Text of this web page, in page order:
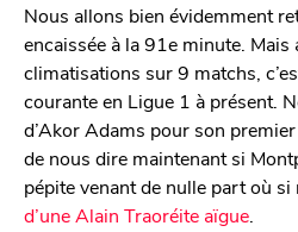
Nous allons bien évidemment
encaissée à la 91e minute. Mais
climatisations sur 9 matchs,
courante en Ligue 1 à présent.
d’Akor Adams pour son
de nous dire maintenant si
pépite venant de nulle part où
d’une Alain Traoréite aïgue